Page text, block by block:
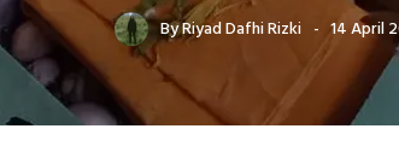
ByRiyad Dafhi Rizki 14 April